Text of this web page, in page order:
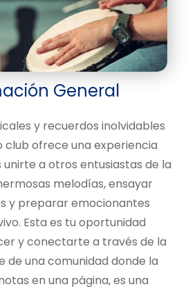
General
y recuerdos inolvidables
club ofrece una experiencia
a otros entusiastas de la
melodías, ensayar
y preparar emocionantes
Esta es tu oportunidad
y conectarte a través de la
de una comunidad donde la
en una página, es una